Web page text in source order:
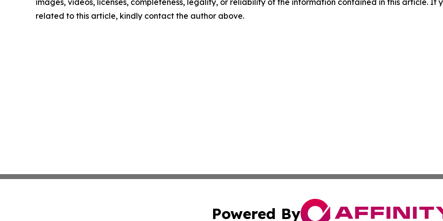
images, videos, licenses, completeness, legality, or reliability of the information contained in this article. If
related to this article, kindly contact the author above.
Powered By